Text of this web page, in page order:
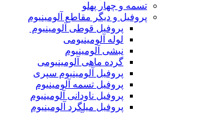
تسمه و چهار پهلو
پروفیل و دیگر مقاطع آلومینیوم
پروفیل قوطی آلومینیوم
لوله آلومینیومی
نبشی آلومینیوم
گرده ماهی آلومینیومی
پروفیل آلومینیوم سپری
پروفیل تسمه آلومینیوم
پروفیل ناودانی آلومینیوم
پروفیل میلگرد آلومینیوم